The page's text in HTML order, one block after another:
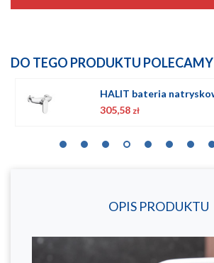
DO TEGO PRODUKTU POLECAMY
HALIT bateria natryskowa
zł
OPIS PRODUKTU